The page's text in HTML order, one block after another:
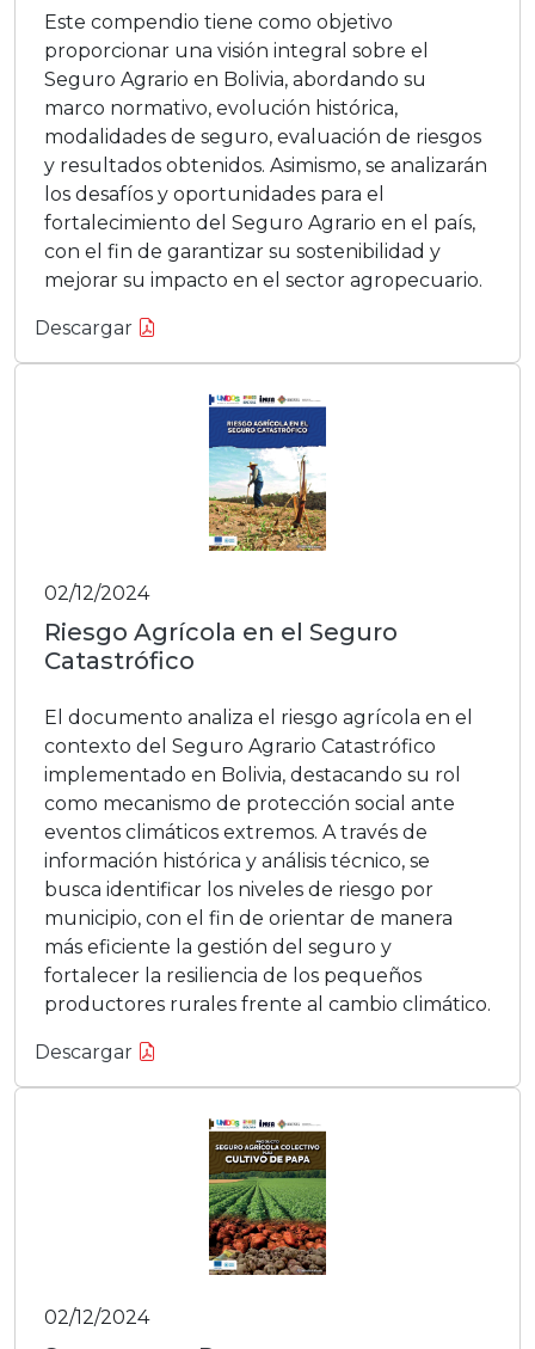
Este compendio tiene como objetivo
proporcionar una visión integral sobre el
Seguro Agrario en Bolivia, abordando su
marco normativo, evolución histórica,
modalidades de seguro, evaluación de riesgos
y resultados obtenidos. Asimismo, se analizarán
los desafíos y oportunidades para el
fortalecimiento del Seguro Agrario en el país,
con el fin de garantizar su sostenibilidad y
mejorar su impacto en el sector agropecuario.
Descargar
02/12/2024
Riesgo Agrícola en el Seguro
Catastrófico
El documento analiza el riesgo agrícola en el
contexto del Seguro Agrario Catastrófico
implementado en Bolivia, destacando su rol
como mecanismo de protección social ante
eventos climáticos extremos. A través de
información histórica y análisis técnico, se
busca identificar los niveles de riesgo por
municipio, con el fin de orientar de manera
más eficiente la gestión del seguro y
fortalecer la resiliencia de los pequeños
productores rurales frente al cambio climático.
Descargar
02/12/2024